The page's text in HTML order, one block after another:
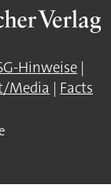
Hinweise |
Media | Facts